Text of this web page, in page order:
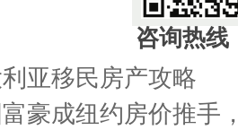
咨询热线
亚移民房产攻略
豪成纽约房价推手